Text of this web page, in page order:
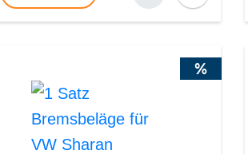
%